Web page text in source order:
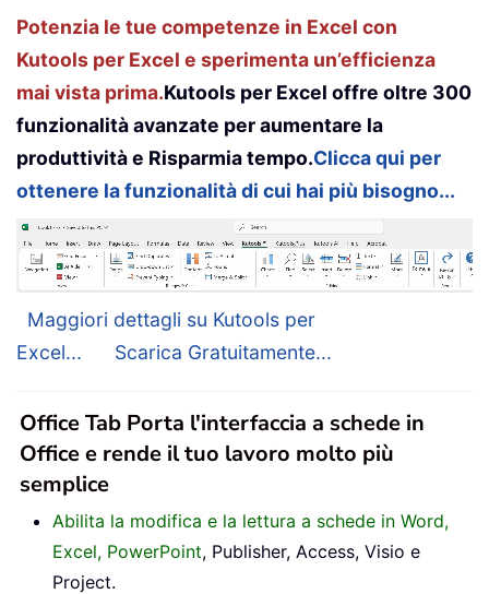
Potenzia le tue competenze in Excel con
Kutools per Excel e sperimenta un’efficienza
mai vista prima.Kutools per Excel offre oltre 300
funzionalità avanzate per aumentare la
produttività e Risparmia tempo.Clicca qui per
ottenere la funzionalità di cui hai più bisogno...
Maggiori dettagli su Kutools per
Excel...
Scarica Gratuitamente...
Office Tab Porta l'interfaccia a schede in
Office e rende il tuo lavoro molto più
semplice
Abilita la modifica e la lettura a schede in Word,
Excel, PowerPoint, Publisher, Access, Visio e
Project.